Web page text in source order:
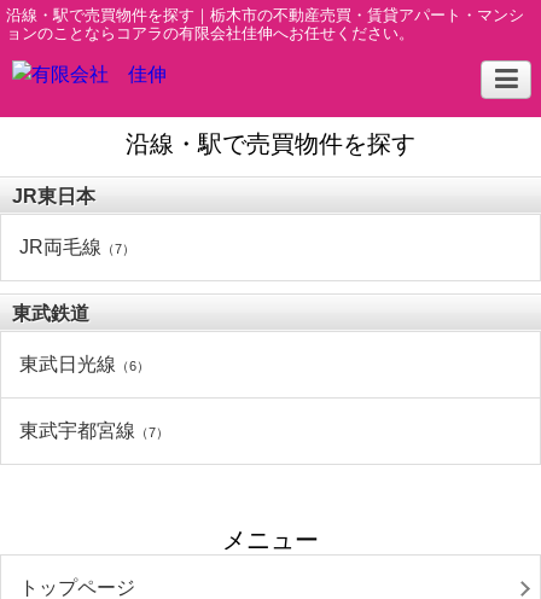
沿線・駅で売買物件を探す｜栃木市の不動産売買・賃貸アパート・マンシ
ョンのことならコアラの有限会社佳伸へお任せください。
沿線・駅で売買物件を探す
JR東日本
JR両毛線 （7）
東武鉄道
東武日光線 （6）
東武宇都宮線 （7）
メニュー
トップページ